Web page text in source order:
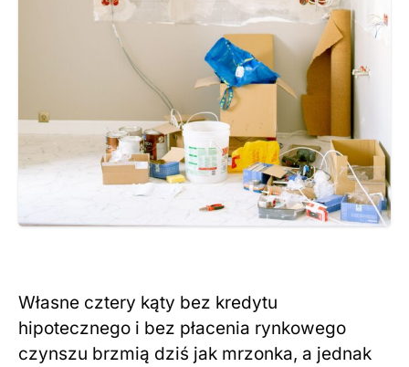
Własne cztery kąty bez kredytu
hipotecznego i bez płacenia rynkowego
czynszu brzmią dziś jak mrzonka, a jednak